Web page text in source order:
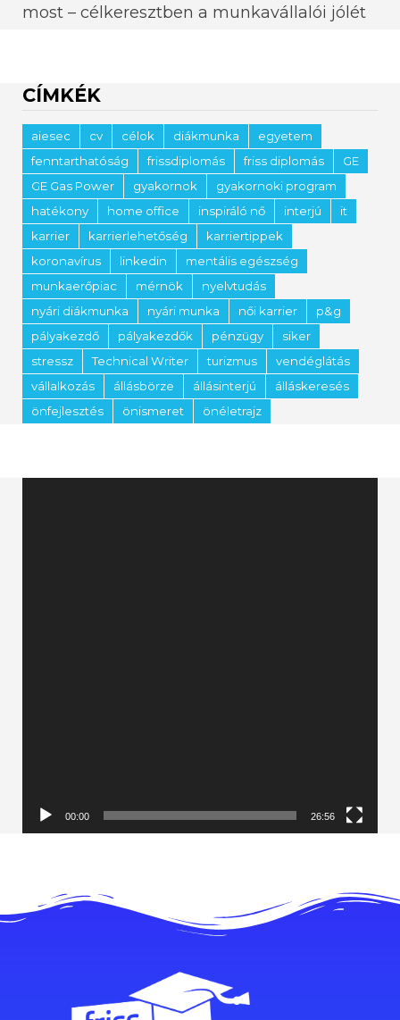
most – célkeresztben a munkavállalói jólét
CÍMKÉK
aiesec cv célok diákmunka
egyetem
fenntarthatóság
frissdiplomás friss diplomás
GE
GE Gas Power
gyakornok
gyakornoki program
hatékony
home office inspiráló nő interjú
it
karrier
karrierlehetőség
karriertippek
koronavírus
linkedin
mentális egészség
munkaerőpiac
mérnök
nyelvtudás
nyári diákmunka
nyári munka női karrier
p&g
pályakezdő
pályakezdők pénzügy
siker
stressz
Technical Writer turizmus
vendéglátás
vállalkozás
állásbörze állásinterjú
álláskeresés
önfejlesztés
önismeret önéletrajz
00:00 26:56